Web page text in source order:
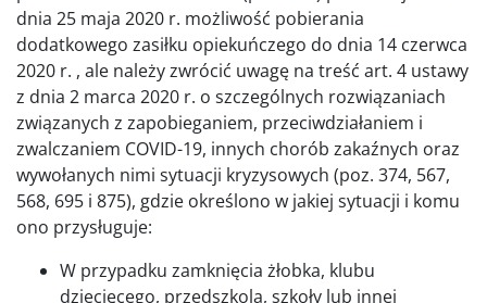
dnia 25 maja 2020 r. możliwość pobierania
dodatkowego zasiłku opiekuńczego do dnia 14 czerwca
2020 r. , ale należy zwrócić uwagę na treść art. 4 ustawy
z dnia 2 marca 2020 r. o szczególnych rozwiązaniach
związanych z zapobieganiem, przeciwdziałaniem i
zwalczaniem COVID-19, innych chorób zakaźnych oraz
wywołanych nimi sytuacji kryzysowych (poz. 374, 567,
568, 695 i 875), gdzie określono w jakiej sytuacji i komu
ono przysługuje:
W przypadku zamknięcia żłobka, klubu
dziecięcego, przedszkola, szkoły lub innej